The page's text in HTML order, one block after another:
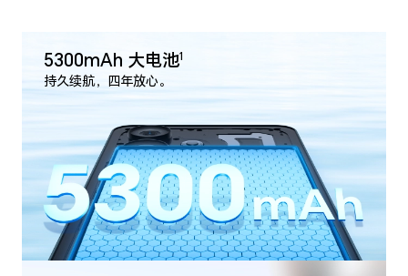
5300mAh 大电池1
持久续航，四年放心。